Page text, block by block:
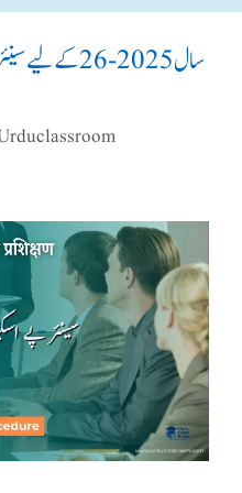
سال 2025-26